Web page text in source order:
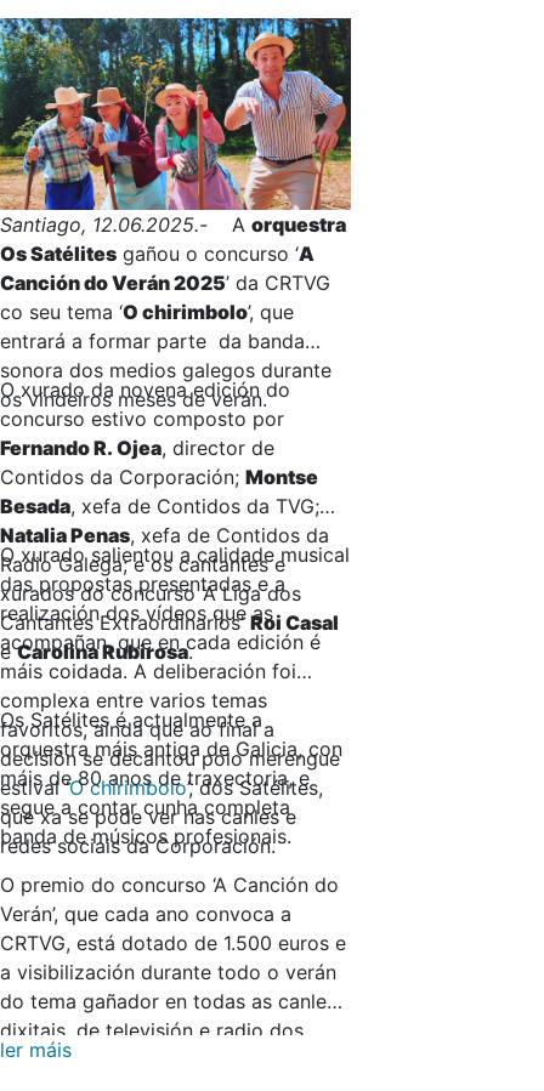
Santiago, 12.06.2025.- A orquestra
Os Satélites gañou o concurso ‘A
Canción do Verán 2025’ da CRTVG
co seu tema ‘O chirimbolo’, que
entrará a formar parte da banda
sonora dos medios galegos durante
os vindeiros meses de verán.
O xurado da novena edición do
concurso estivo composto por
Fernando R. Ojea, director de
Contidos da Corporación; Montse
Besada, xefa de Contidos da TVG;
Natalia Penas, xefa de Contidos da
Radio Galega; e os cantantes e
xurados do concurso ‘A Liga dos
Cantantes Extraordinarios’Roi Casal
eCarolina Rubirosa.
O xurado salientou a calidade musical
das propostas presentadas e a
realización dos vídeos que as
acompañan, que en cada edición é
máis coidada. A deliberación foi
complexa entre varios temas
favoritos, aínda que ao final a
decisión se decantou polo merengue
estival ‘O chirimbolo’, dos Satélites,
que xa se pode ver nas canles e
redes sociais da Corporación.
Os Satélites é actualmente a
orquestra máis antiga de Galicia, con
máis de 80 anos de traxectoria, e
segue a contar cunha completa
banda de músicos profesionais.
O premio do concurso ‘A Canción do
Verán’, que cada ano convoca a
CRTVG, está dotado de 1.500 euros e
a visibilización durante todo o verán
do tema gañador en todas as canles
dixitais, de televisión e radio dos
medios públicos.
ler máis